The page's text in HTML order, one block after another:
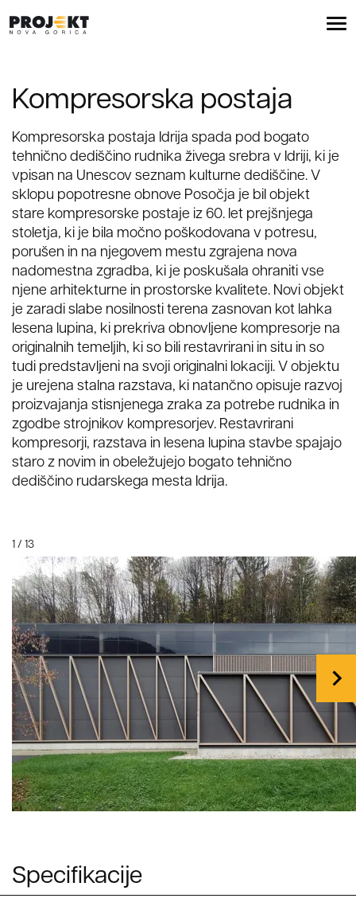
Kompresorska postaja
Kompresorska postaja Idrija spada pod bogato
tehnično dediščino rudnika živega srebra v Idriji, ki je
vpisan na Unescov seznam kulturne dediščine. V
sklopu popotresne obnove Posočja je bil objekt
stare kompresorske postaje iz 60. let prejšnjega
stoletja, ki je bila močno poškodovana v potresu,
porušen in na njegovem mestu zgrajena nova
nadomestna zgradba, ki je poskušala ohraniti vse
njene arhitekturne in prostorske kvalitete. Novi objekt
je zaradi slabe nosilnosti terena zasnovan kot lahka
lesena lupina, ki prekriva obnovljene kompresorje na
originalnih temeljih, ki so bili restavrirani in situ in so
tudi predstavljeni na svoji originalni lokaciji. V objektu
je urejena stalna razstava, ki natančno opisuje razvoj
proizvajanja stisnjenega zraka za potrebe rudnika in
zgodbe strojnikov kompresorjev. Restavrirani
kompresorji, razstava in lesena lupina stavbe spajajo
staro z novim in obeležujejo bogato tehnično
dediščino rudarskega mesta Idrija.
1 / 13
Specifikacije